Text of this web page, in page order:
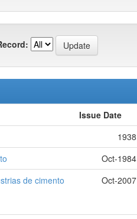
Issue Date
1938
Oct-1984
de cimento Oct-2007